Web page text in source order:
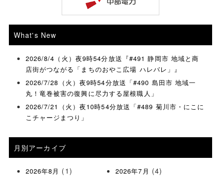
What's New
2026/8/4（火）夜9時54分放送『#491 静岡市 地域と商
店街がつながる「まちのおやこ広場 ハレバレ」』
2026/7/28（火）夜9時54分放送「#490 島田市 地域一
丸！竜巻被害の復興に尽力する屋根職人」
2026/7/21（火）夜10時54分放送「#489 菊川市・にこに
こチャージまつり」
月別アーカイブ
2026年8月 (1) 2026年7月 (4)